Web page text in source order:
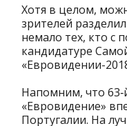
Хотя в целом,
зрителей
немало тех, кто с
кандидатуре
«Евровидении-
Напомним, что
«Евровидение»
Португалии. На